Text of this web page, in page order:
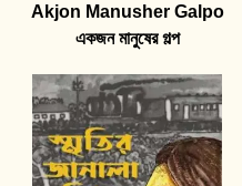
Akjon Manusher Galpo
একজন মানুষের গল্প